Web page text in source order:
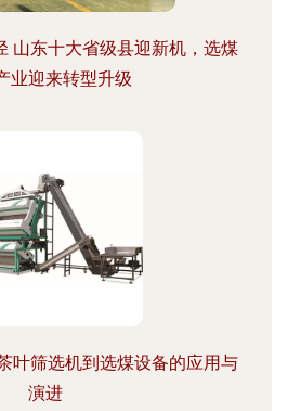
山东十大省级县迎新机，选煤
业迎来转型升级
叶筛选机到选煤设备的应用与
演进